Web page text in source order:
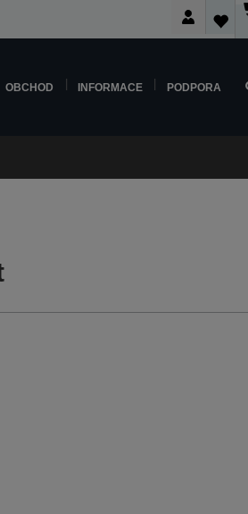
OBCHOD INFORMACE PODPORA